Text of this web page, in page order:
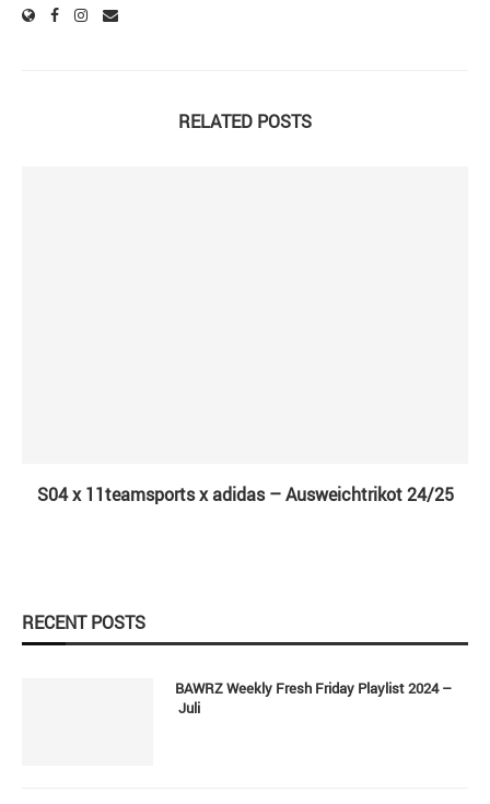
RELATED POSTS
S04 x 11teamsports x adidas – Ausweichtrikot 24/25
RECENT POSTS
BAWRZ Weekly Fresh Friday Playlist 2024 –
Juli